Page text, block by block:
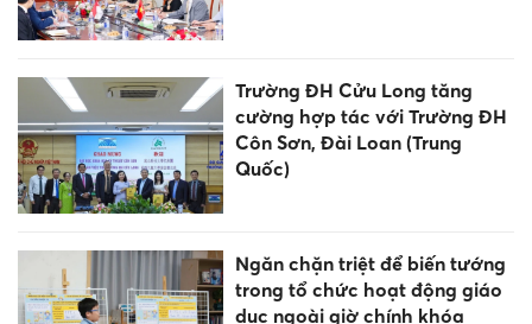
Trường ĐH Cửu Long tăng
cường hợp tác với Trường ĐH
Côn Sơn, Đài Loan (Trung
Quốc)
Ngăn chặn triệt để biến tướng
trong tổ chức hoạt động giáo
dục ngoài giờ chính khóa